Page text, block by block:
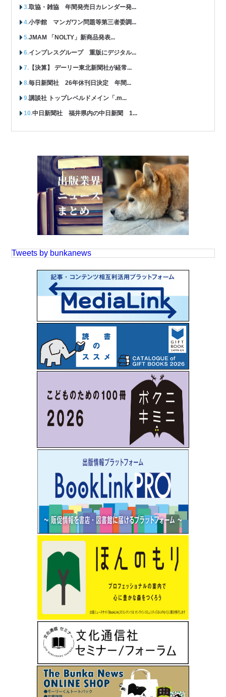
取協・雑協 年間発売日カレンダー発...
小学館 マンガワン問題等第三者委調...
JMAM 「NOLTY」新商品発表...
インプレスグループ 重版にデジタル...
【決算】 デーリー東北新聞社が経常...
毎日新聞社 26年休刊日決定 年間...
講談社 トップレベルドメイン「.m...
中日新聞社 福井県内の中日新聞 1...
Tweets by bunkanews